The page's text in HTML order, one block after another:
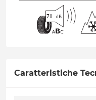
Caratteristiche